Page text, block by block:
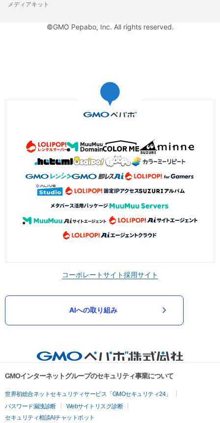
メディアキット
©GMO Pepabo, Inc. All rights reserved.
コーポレートサイト採用サイト
AIへの取り組み
GMOインターネットグループのセキュリティ事業について
世界初総合ネットセキュリティサービス「GMOセキュリティ24」
パスワード漏洩診断
Webサイトリスク診断
セキュリティ相談AIチャットボット